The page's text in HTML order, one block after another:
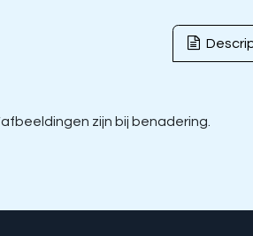
zijn bij benadering.